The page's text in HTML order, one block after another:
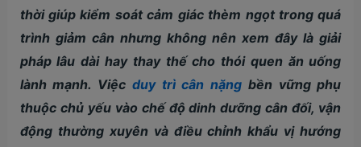
thời giúp kiểm soát cảm giác thèm ngọt trong quá
trình giảm cân nhưng không nên xem đây là giải
pháp lâu dài hay thay thế cho thói quen ăn uống
lành mạnh. Việc duy trì cân nặng bền vững phụ
thuộc chủ yếu vào chế độ dinh dưỡng cân đối, vận
động thường xuyên và điều chỉnh khẩu vị hướng